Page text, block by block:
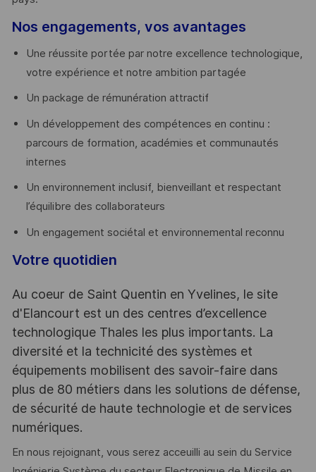
Nos engagements, vos avantages
Une réussite portée par notre excellence technologique,
votre expérience et notre ambition partagée
Un package de rémunération attractif
Un développement des compétences en continu :
parcours de formation, académies et communautés
internes
Un environnement inclusif, bienveillant et respectant
l’équilibre des collaborateurs
Un engagement sociétal et environnemental reconnu
Votre quotidien
Au coeur de Saint Quentin en Yvelines, le site
d'Elancourt est un des centres d’excellence
technologique Thales les plus importants. La
diversité et la technicité des systèmes et
équipements mobilisent des savoir-faire dans
plus de 80 métiers dans les solutions de défense,
de sécurité de haute technologie et de services
numériques.
En nous rejoignant, vous serez acceuilli au sein du Service